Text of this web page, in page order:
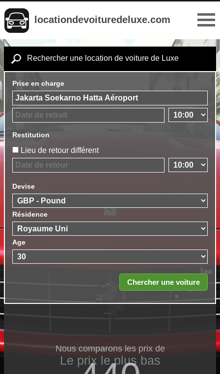
locationdevoituredeluxe.com
Rechercher une location de voiture de Luxe
Prise en charge
Restitution
Lieu de retour différent
Devise
Résidence
Age
Nous comparons les prix de
Le prix le​ plus bas